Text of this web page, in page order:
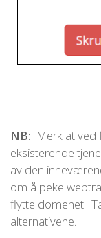
NB: Merk at ved
eksisterende
av den
om å peke
flytte domenet.
alternativene.